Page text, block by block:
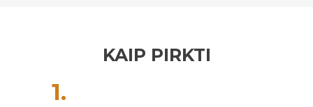
KAIP PIRKTI
1.